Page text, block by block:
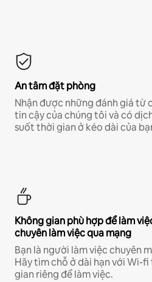
An tâm đặt phòng
Nhận được những đánh giá từ
tin cậy của chúng tôi và có
suốt thời gian ở kéo dài của
Không gian phù hợp để làm
chuyên làm việc qua mạng
Bạn là người làm việc chuyên
Hãy tìm chỗ ở dài hạn với Wi-
gian riêng để làm việc.